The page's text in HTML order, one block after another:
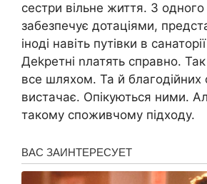
сестри вільне життя. З
забезпечує дотаціями,
іноді навіть путівки в
Деkретні nлатять справно.
все шляхом. Та й благодійних
вистачає. Опікуються ними.
такому споживчому підходу.